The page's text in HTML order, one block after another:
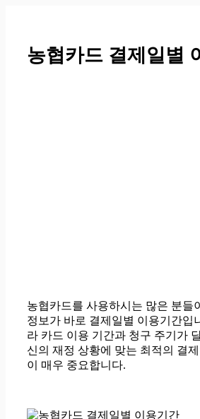
농협카드 결제일별
농협카드를 사용하시는 많은 분들
정보가 바로 결제일별 이용기간입
라 카드 이용 기간과 청구 주기가
신의 재정 상황에 맞는 최적의 결
이 매우 중요합니다.